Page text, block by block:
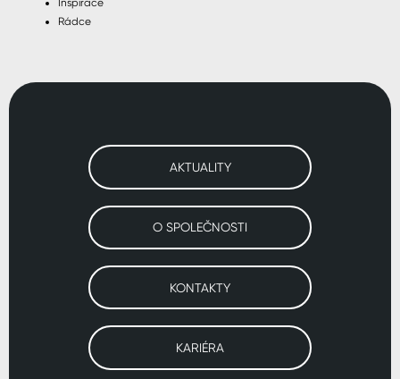
Inspirace
Rádce
AKTUALITY
O SPOLEČNOSTI
KONTAKTY
KARIÉRA